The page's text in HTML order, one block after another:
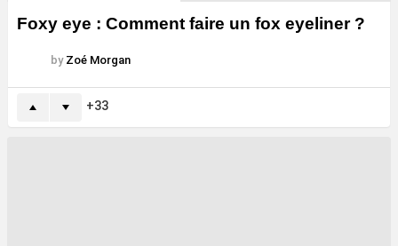
Foxy eye : Comment faire un fox eyeliner ?
by Zoé Morgan
33